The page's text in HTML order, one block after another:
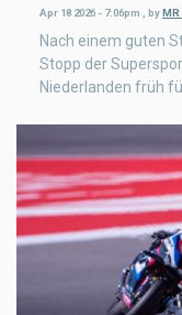
Apr 18 2026 - 7:06pm by
Nach einem guten
Stopp der
Niederlanden früh